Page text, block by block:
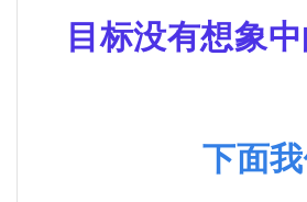
目标没有想象中
下面